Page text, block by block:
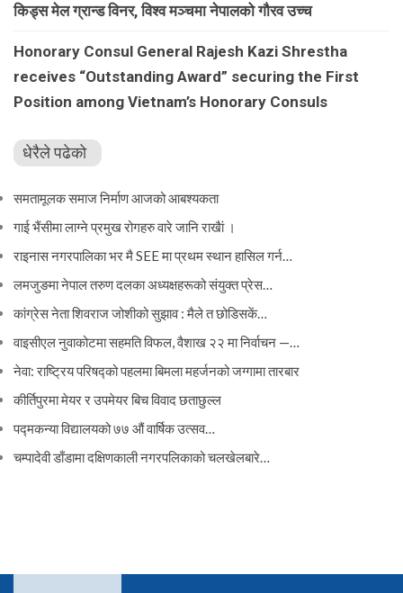
किड्स मेल ग्रान्ड विनर, विश्व मञ्चमा नेपालको गौरव उच्च
Honorary Consul General Rajesh Kazi Shrestha
receives “Outstanding Award” securing the First
Position among Vietnam’s Honorary Consuls
धेरैले पढेको
समतामूलक समाज निर्माण आजको आबश्यकता
गाई भैंसीमा लाग्ने प्रमुख रोगहरु वारे जानि राखैां ।
राइनास नगरपालिका भर मै SEE मा प्रथम स्थान हासिल गर्न…
लमजुङमा नेपाल तरुण दलका अध्यक्षहरूको संयुक्त प्रेस…
कांग्रेस नेता शिवराज जोशीको सुझाव : मैले त छोडिसकें…
वाइसीएल नुवाकोटमा सहमति विफल, वैशाख २२ मा निर्वाचन —…
नेवा: राष्ट्रिय परिषद्को पहलमा बिमला महर्जनको जग्गामा तारबार
कीर्तिपुरमा मेयर र उपमेयर बिच विवाद छताछुल्ल
पद्मकन्या विद्यालयको ७७ औं ‌‌वार्षिक ‌उत्सव…
चम्पादेवी डाँडामा दक्षिणकाली नगरपलिकाको चलखेलबारे…